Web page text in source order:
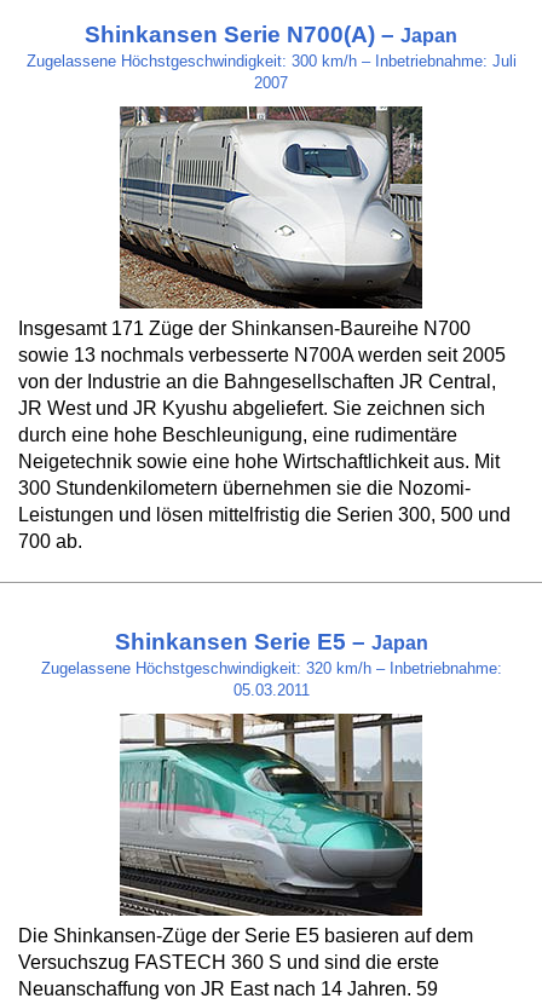
Shinkansen Serie N700(A) – Japan
Zugelassene Höchstgeschwindigkeit: 300 km/h – Inbetriebnahme: Juli
2007
Insgesamt 171 Züge der Shinkansen-Baureihe N700
sowie 13 nochmals verbesserte N700A werden seit 2005
von der Industrie an die Bahngesellschaften JR Central,
JR West und JR Kyushu abgeliefert. Sie zeichnen sich
durch eine hohe Beschleunigung, eine rudimentäre
Neigetechnik sowie eine hohe Wirtschaftlichkeit aus. Mit
300 Stundenkilometern übernehmen sie die Nozomi-
Leistungen und lösen mittelfristig die Serien 300, 500 und
700 ab.
Shinkansen Serie E5 – Japan
Zugelassene Höchstgeschwindigkeit: 320 km/h – Inbetriebnahme:
05.03.2011
Die Shinkansen-Züge der Serie E5 basieren auf dem
Versuchszug FASTECH 360 S und sind die erste
Neuanschaffung von JR East nach 14 Jahren. 59